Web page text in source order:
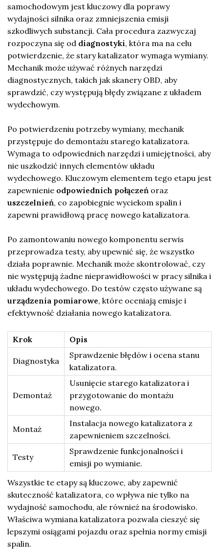
samochodowym jest kluczowy dla poprawy
wydajności silnika oraz zmniejszenia emisji
szkodliwych substancji. Cała procedura zazwyczaj
rozpoczyna się od diagnostyki, która ma na celu
potwierdzenie, że stary katalizator wymaga wymiany.
Mechanik może używać różnych narzędzi
diagnostycznych, takich jak skanery OBD, aby
sprawdzić, czy występują błędy związane z układem
wydechowym.
Po potwierdzeniu potrzeby wymiany, mechanik
przystępuje do demontażu starego katalizatora.
Wymaga to odpowiednich narzędzi i umiejętności, aby
nie uszkodzić innych elementów układu
wydechowego. Kluczowym elementem tego etapu jest
zapewnienie odpowiednich połączeń oraz
uszczelnień, co zapobiegnie wyciekom spalin i
zapewni prawidłową pracę nowego katalizatora.
Po zamontowaniu nowego komponentu serwis
przeprowadza testy, aby upewnić się, że wszystko
działa poprawnie. Mechanik może skontrolować, czy
nie występują żadne nieprawidłowości w pracy silnika i
układu wydechowego. Do testów często używane są
urządzenia pomiarowe, które oceniają emisje i
efektywność działania nowego katalizatora.
Krok Opis
Diagnostyka
Sprawdzenie błędów i ocena stanu
katalizatora.
Demontaż
Usunięcie starego katalizatora i
przygotowanie do montażu
nowego.
Montaż
Instalacja nowego katalizatora z
zapewnieniem szczelności.
Testy
Sprawdzenie funkcjonalności i
emisji po wymianie.
Wszystkie te etapy są kluczowe, aby zapewnić
skuteczność katalizatora, co wpływa nie tylko na
wydajność samochodu, ale również na środowisko.
Właściwa wymiana katalizatora pozwala cieszyć się
lepszymi osiągami pojazdu oraz spełnia normy emisji
spalin.